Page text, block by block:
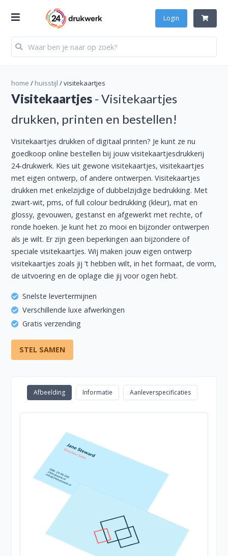
Login
home / huisstijl /visitekaartjes
Visitekaartjes - Visitekaartjes
drukken, printen en bestellen!
Visitekaartjes drukken of digitaal printen? Je kunt ze nu
goedkoop online bestellen bij jouw visitekaartjesdrukkerij
24-drukwerk. Kies uit gewone visitekaartjes, visitekaartjes
met eigen ontwerp, of andere ontwerpen. Visitekaartjes
drukken met enkelzijdige of dubbelzijdige bedrukking. Met
zwart-wit, pms, of full colour bedrukking (kleur), mat en
glossy, gevouwen, gestanst en afgewerkt met rechte, of
ronde hoeken. Je kunt het zo mooi en bijzonder ontwerpen
als je wilt. Er zijn geen beperkingen aan bijzondere of
speciale visitekaartjes. Wij maken jouw eigen ontwerp
visitekaartjes zoals jij ‘t hebben wilt, in het formaat, de vorm,
de uitvoering en de oplage die jij voor ogen hebt.
Snelste levertermijnen
Verschillende luxe afwerkingen
Gratis verzending
STEL SAMEN
Afbeelding Informatie Aanleverspecificaties